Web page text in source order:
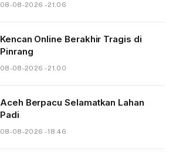
08-08-2026 - 21.06
Kencan Online Berakhir Tragis di
Pinrang
08-08-2026 - 21.00
Aceh Berpacu Selamatkan Lahan
Padi
08-08-2026 - 18.46